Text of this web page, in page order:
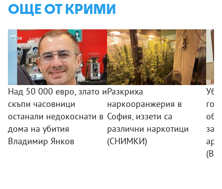
ОЩЕ ОТ КРИМИ
Над 50 000 евро, злато и
скъпи часовници
останали недокоснати в
дома на убития
Владимир Янков
Разкриха
наркооранжерия в
София, иззети са
различни наркотици
(СНИМКИ)